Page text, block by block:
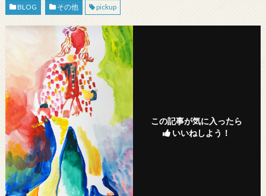
BLOG その他 pickup
この記事が気に入ったら
いいねしよう！